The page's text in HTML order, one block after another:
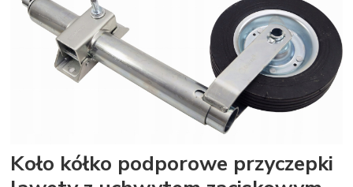
Koło kółko podporowe przyczepki